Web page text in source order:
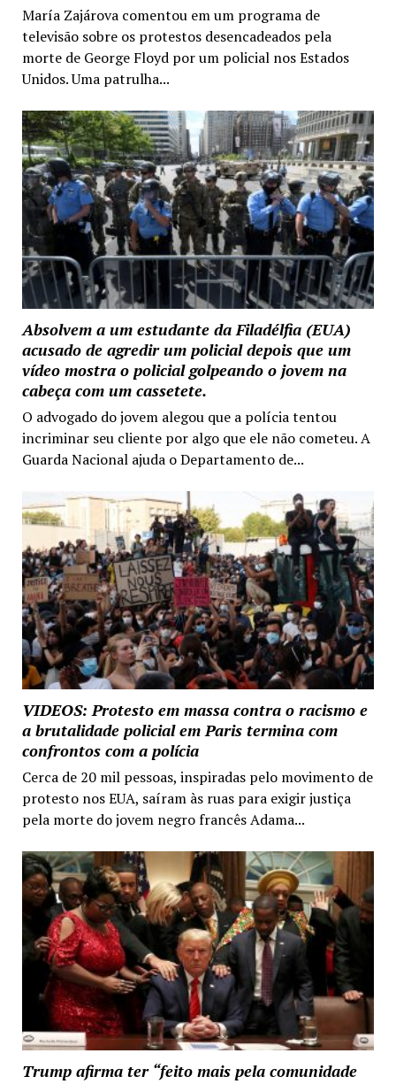
María Zajárova comentou em um programa de
televisão sobre os protestos desencadeados pela
morte de George Floyd por um policial nos Estados
Unidos. Uma patrulha...
Absolvem a um estudante da Filadélfia (EUA)
acusado de agredir um policial depois que um
vídeo mostra o policial golpeando o jovem na
cabeça com um cassetete.
O advogado do jovem alegou que a polícia tentou
incriminar seu cliente por algo que ele não cometeu. A
Guarda Nacional ajuda o Departamento de...
VIDEOS: Protesto em massa contra o racismo e
a brutalidade policial em Paris termina com
confrontos com a polícia
Cerca de 20 mil pessoas, inspiradas pelo movimento de
protesto nos EUA, saíram às ruas para exigir justiça
pela morte do jovem negro francês Adama...
Trump afirma ter “feito mais pela comunidade